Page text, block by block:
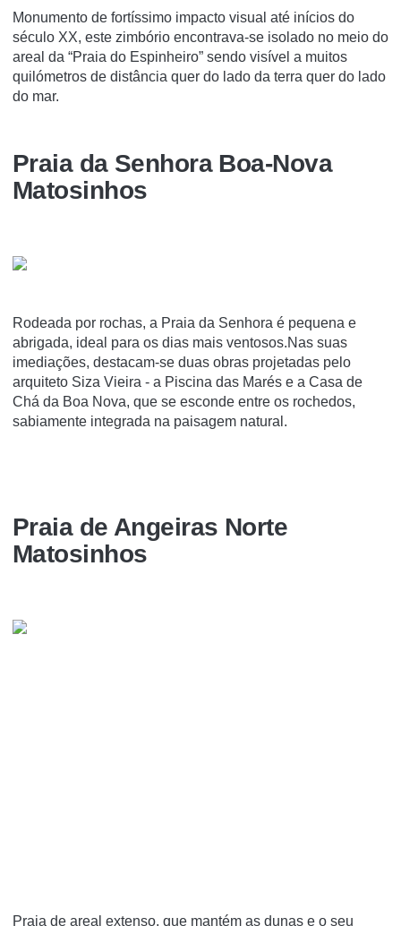
Monumento de fortíssimo impacto visual até inícios do
século XX, este zimbório encontrava-se isolado no meio do
areal da “Praia do Espinheiro” sendo visível a muitos
quilómetros de distância quer do lado da terra quer do lado
do mar.
Praia da Senhora Boa-Nova
Matosinhos
Rodeada por rochas, a Praia da Senhora é pequena e
abrigada, ideal para os dias mais ventosos.Nas suas
imediações, destacam-se duas obras projetadas pelo
arquiteto Siza Vieira - a Piscina das Marés e a Casa de
Chá da Boa Nova, que se esconde entre os rochedos,
sabiamente integrada na paisagem natural.
Praia de Angeiras Norte
Matosinhos
Praia de areal extenso, que mantém as dunas e o seu